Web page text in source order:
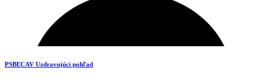
PSBECAV Uzdravujúci pohľad